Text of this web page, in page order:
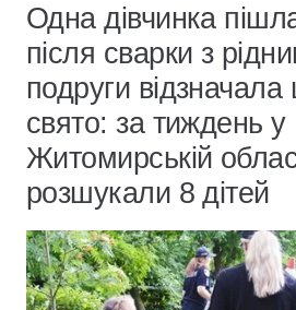
Одна дівчинка
після сварки з
подруги відзначала
свято: за тиждень у
Житомирській
розшукали 8 дітей